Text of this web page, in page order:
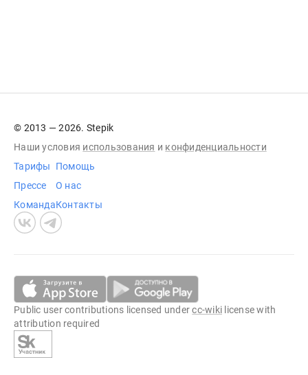
© 2013 — 2026. Stepik
Наши условия использования и конфиденциальности
Тарифы
Прессе
Команда
Помощь
О нас
Контакты
Public user contributions licensed undercc-wiki license with
attribution required